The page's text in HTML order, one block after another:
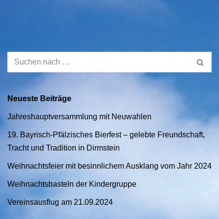
Neueste Beiträge
Jahreshauptversammlung mit Neuwahlen
19. Bayrisch-Pfälzisches Bierfest – gelebte Freundschaft,
Tracht und Tradition in Dirmstein
Weihnachtsfeier mit besinnlichem Ausklang vom Jahr 2024
Weihnachtsbasteln der Kindergruppe
Vereinsausflug am 21.09.2024